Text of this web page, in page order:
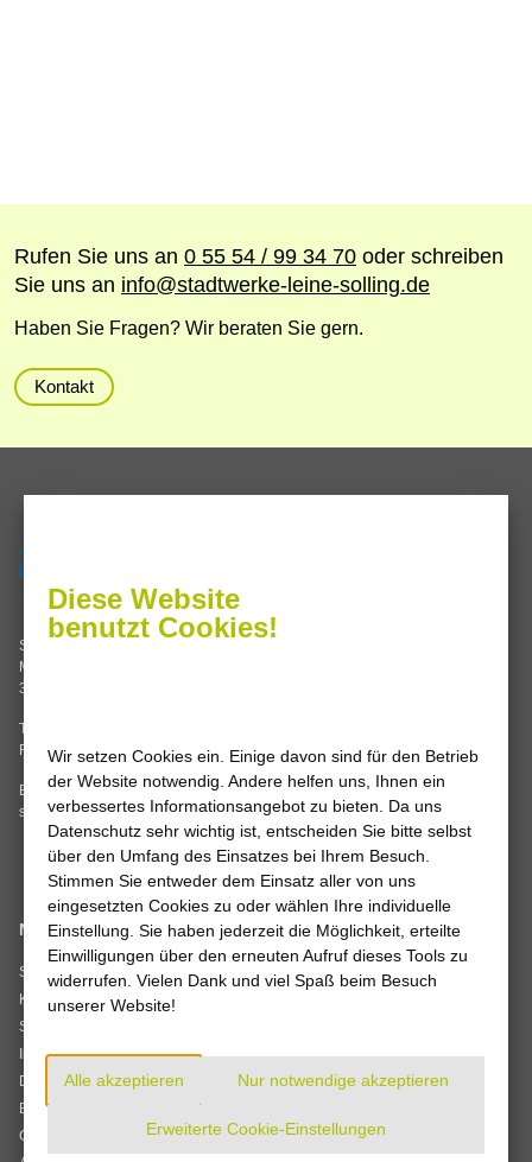
Rufen Sie uns an 0 55 54 / 99 34 70 oder schreiben
Sie uns an info@stadtwerke-leine-solling.de
Haben Sie Fragen? Wir beraten Sie gern.
Kontakt
Stadtwerke Leine-Solling GmbH
Mannenstraße 62
37186 Moringen
Tel. 05554 99347-0
Fax 05554 99347-14
E-Mail:info @stadtwerke-leine-
solling.de
Mi, Fr 8.00 – 12.00 Uhr
Navigation
Startseite
Kontakt
Sitemap
Impressum
Datenschutz
Barrierefreiheit
Cookie-Einstellungen
Wir sind
zertifiziert
Verträge kündigen
Diese Website
benutzt Cookies!
Wir setzen Cookies ein. Einige davon sind für den Betrieb
der Website notwendig. Andere helfen uns, Ihnen ein
verbessertes Informationsangebot zu bieten. Da uns
Datenschutz sehr wichtig ist, entscheiden Sie bitte selbst
über den Umfang des Einsatzes bei Ihrem Besuch.
Stimmen Sie entweder dem Einsatz aller von uns
eingesetzten Cookies zu oder wählen Ihre individuelle
Einstellung. Sie haben jederzeit die Möglichkeit, erteilte
Einwilligungen über den erneuten Aufruf dieses Tools zu
widerrufen. Vielen Dank und viel Spaß beim Besuch
unserer Website!
Alle akzeptieren Nur notwendige akzeptieren
Erweiterte Cookie-Einstellungen